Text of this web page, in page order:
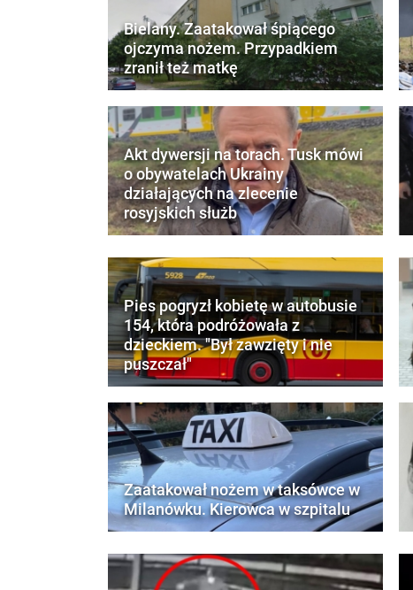
Bielany. Zaatakował śpiącego
ojczyma nożem. Przypadkiem
zranił też matkę
Akt dywersji na torach. Tusk mówi
o obywatelach Ukrainy
działających na zlecenie
rosyjskich służb
Pies pogryzł kobietę w autobusie
154, która podróżowała z
dzieckiem. "Był zawzięty i nie
puszczał"
Zaatakował nożem w taksówce w
Milanówku. Kierowca w szpitalu